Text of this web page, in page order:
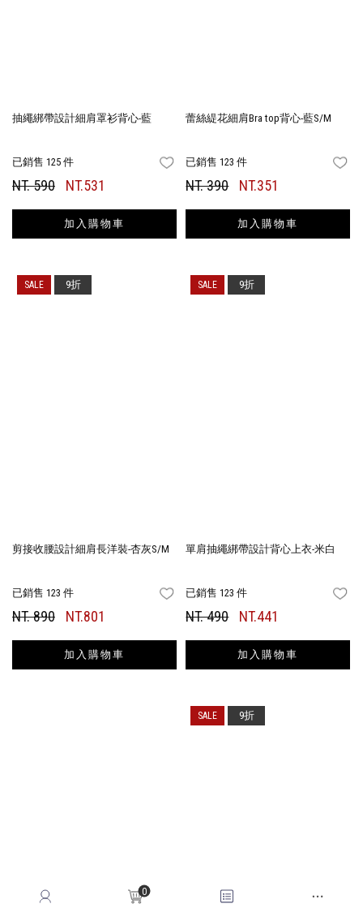
0
抽繩綁帶設計細肩罩衫背心-藍
已銷售 125 件 FAVORITES
NT. 590 NT.531
加入購物車
蕾絲緹花細肩Bra top背心-藍S/M
已銷售 123 件
NT. 390 NT.351
加入購物車
剪接收腰設計細肩長洋裝-杏灰S/M
已銷售 123 件 FAVORITES
NT. 890 NT.801
加入購物車
9折
單肩抽繩綁帶設計背心上衣-米白
已銷售 123 件
NT. 490 NT.441
加入購物車
9折
9折